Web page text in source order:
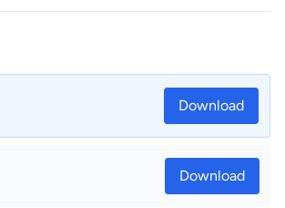
Download
Download